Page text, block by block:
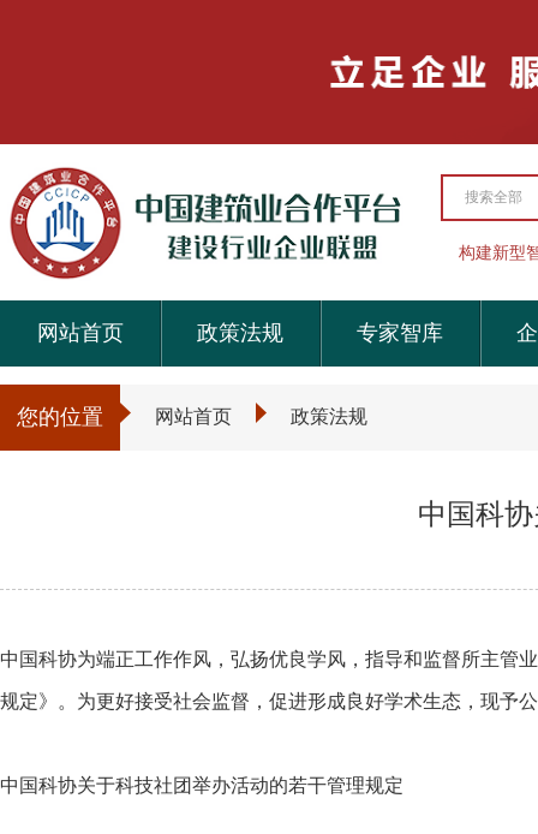
搜索全部
构建新型
网站首页 政策法规 专家智库
您的位置 网站首页 政策法规
中国科
中国科协为端正工作作风，弘扬优良学风，指导和监督所主管
规定》。为更好接受社会监督，促进形成良好学术生态，现予
中国科协关于科技社团举办活动的若干管理规定